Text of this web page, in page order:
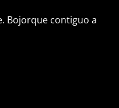
Bojorque contiguo a